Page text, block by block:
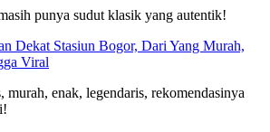
punya sudut klasik yang autentik!
Dekat Stasiun Bogor, Dari Yang Murah,
Viral
murah, enak, legendaris, rekomendasinya